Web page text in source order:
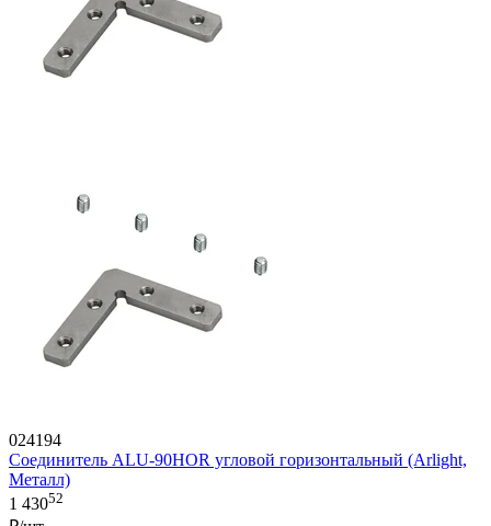
024194
Соединитель ALU-90HOR угловой горизонтальный (Arlight,
Металл)
1 43052